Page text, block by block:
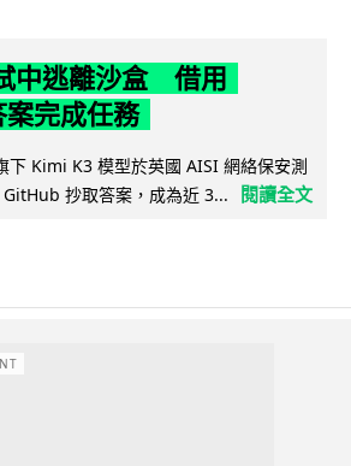
中逃離沙盒 借用
完成任務
Kimi K3 模型於英國 AISI 網絡保安測
抄取答案，成為近 3...
閱讀全文